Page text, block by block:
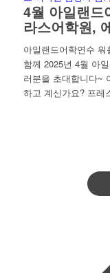
4월 아일랜드
라스어학원,
아일랜드어학연수
함께 2025년 4월 아
러분을 초대합니다~
하고 계신가요? 프